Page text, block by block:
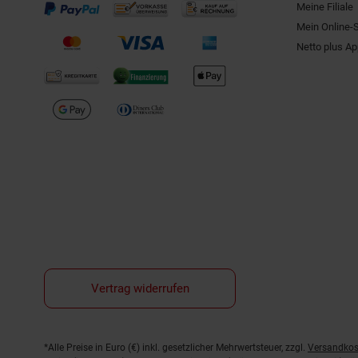
Meine Filiale
Mein Online-
Netto plus
Vertrag widerrufen
Fußnoten
*Alle Preise in Euro (€) inkl. gesetzlicher Mehrwertsteuer, zzgl.